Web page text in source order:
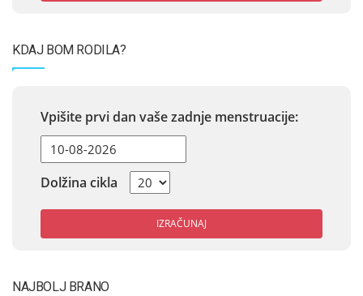
KDAJ BOM RODILA?
Vpišite prvi dan vaše zadnje menstruacije:
Dolžina cikla
IZRAČUNAJ
NAJBOLJ BRANO